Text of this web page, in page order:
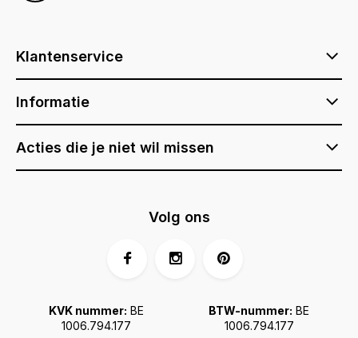
Klantenservice
Informatie
Acties die je niet wil missen
KVK nummer: BE
1006.794.177
BTW-nummer: BE
1006.794.177
Volg ons